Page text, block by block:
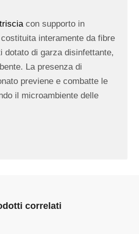
con supporto in
interamente da fibre
dotato di garza disinfettante,
La presenza di
previene e combatte le
il microambiente delle
correlati